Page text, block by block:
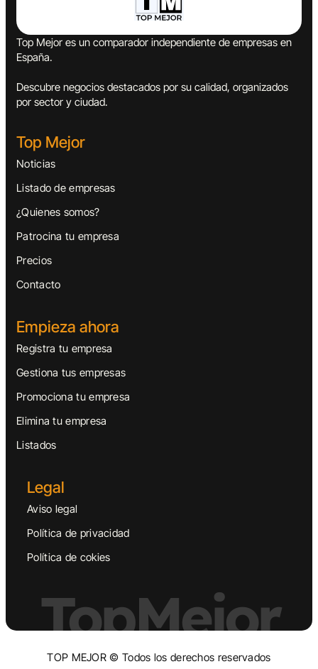
Top Mejor es un comparador independiente de empresas en
España.
Descubre negocios destacados por su calidad, organizados
por sector y ciudad.
Top Mejor
Noticias
Listado de empresas
¿Quienes somos?
Patrocina tu empresa
Precios
Contacto
Empieza ahora
Registra tu empresa
Gestiona tus empresas
Promociona tu empresa
Elimina tu empresa
Listados
Legal
Aviso legal
Política de privacidad
Política de cokies
TopMejor
TOP MEJOR © Todos los derechos reservados